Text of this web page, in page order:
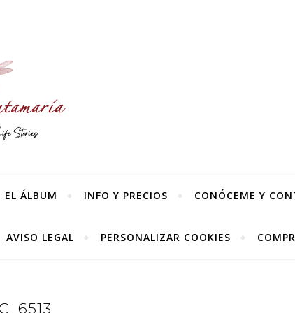
EL ÁLBUM INFO Y PRECIOS CONÓCEME Y
AVISO LEGAL PERSONALIZAR COOKIES